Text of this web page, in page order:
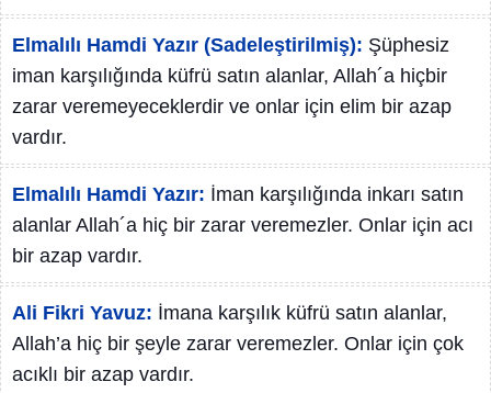
Elmalılı Hamdi Yazır (Sadeleştirilmiş): Şüphesiz
iman karşılığında küfrü satın alanlar, Allah´a hiçbir
zarar veremeyeceklerdir ve onlar için elim bir azap
vardır.
Elmalılı Hamdi Yazır: İman karşılığında inkarı satın
alanlar Allah´a hiç bir zarar veremezler. Onlar için acı
bir azap vardır.
Ali Fikri Yavuz: İmana karşılık küfrü satın alanlar,
Allah’a hiç bir şeyle zarar veremezler. Onlar için çok
acıklı bir azap vardır.